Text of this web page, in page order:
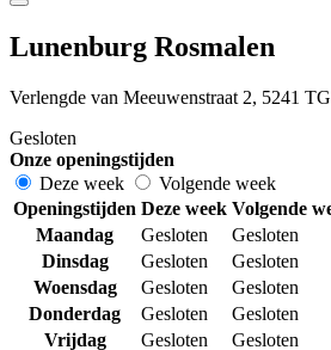
Lunenburg Rosmalen
Verlengde van Meeuwenstraat 2, 5241
Gesloten
Onze openingstijden
Deze week
Volgende week
Openingstijden Deze week Volgende
Maandag
Gesloten
Gesloten
Dinsdag
Gesloten
Gesloten
Woensdag
Gesloten
Gesloten
Donderdag
Gesloten
Gesloten
Vrijdag
Gesloten
Gesloten